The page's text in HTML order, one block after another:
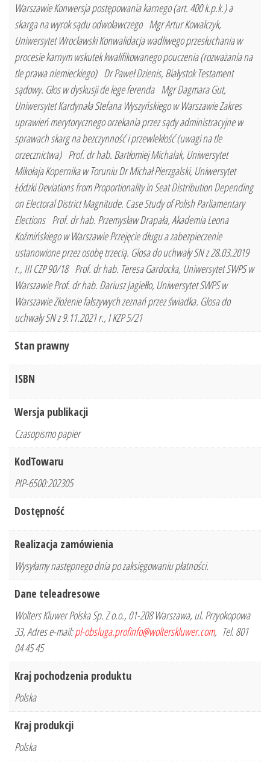
Warszawie Konwersja postępowania karnego (art. 400 k.p.k.) a
skarga na wyrok sądu odwoławczego Mgr Artur Kowalczyk,
Uniwersytet Wrocławski Konwalidacja wadliwego przesłuchania w
procesie karnym wskutek kwalifikowanego pouczenia (rozważania na
tle prawa niemieckiego) Dr Paweł Dzienis, Białystok Testament
sądowy. Głos w dyskusji de lege ferenda Mgr Dagmara Gut,
Uniwersytet Kardynała Stefana Wyszyńskiego w Warszawie Zakres
uprawień merytorycznego orzekania przez sądy administracyjne w
sprawach skarg na bezczynność i przewlekłość (uwagi na tle
orzecznictwa) Prof. dr hab. Bartłomiej Michalak, Uniwersytet
Mikołaja Kopernika w Toruniu Dr Michał Pierzgalski, Uniwersytet
Łódzki Deviations from Proportionality in Seat Distribution Depending
on Electoral District Magnitude. Case Study of Polish Parliamentary
Elections Prof. dr hab. Przemysław Drapała, Akademia Leona
Koźmińskiego w Warszawie Przejęcie długu a zabezpieczenie
ustanowione przez osobę trzecią. Glosa do uchwały SN z 28.03.2019
r., III CZP 90/18 Prof. dr hab. Teresa Gardocka, Uniwersytet SWPS w
Warszawie Prof. dr hab. Dariusz Jagiełło, Uniwersytet SWPS w
Warszawie Złożenie fałszywych zeznań przez świadka. Glosa do
uchwały SN z 9.11.2021 r., I KZP 5/21
Stan prawny
ISBN
Wersja publikacji
Czasopismo papier
KodTowaru
PIP-6500:202305
Dostępność
Realizacja zamówienia
Wysyłamy następnego dnia po zaksięgowaniu płatności.
Dane teleadresowe
Wolters Kluwer Polska Sp. Z o.o., 01-208 Warszawa, ul. Przyokopowa
33, Adres e-mail:pl-obsluga.profinfo@wolterskluwer.com, Tel. 801
04 45 45
Kraj pochodzenia produktu
Polska
Kraj produkcji
Polska